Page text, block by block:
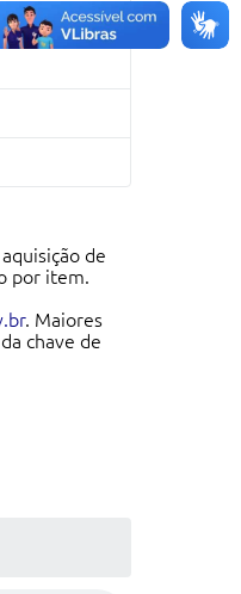
de
por item.
. Maiores
chave de